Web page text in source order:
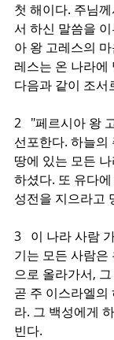
첫 해이다. 주님
서 하신 말씀을
아 왕 고레스의
레스는 온 나라에
다음과 같이 조서
2   "페르시아 왕
선포한다. 하늘의
땅에 있는 모든
하셨다. 또 유다
성전을 지으라고
3   이 나라 사람
기는 모든 사람은
으로 올라가서,
곧 주 이스라엘
라. 그 백성에게
빈다.